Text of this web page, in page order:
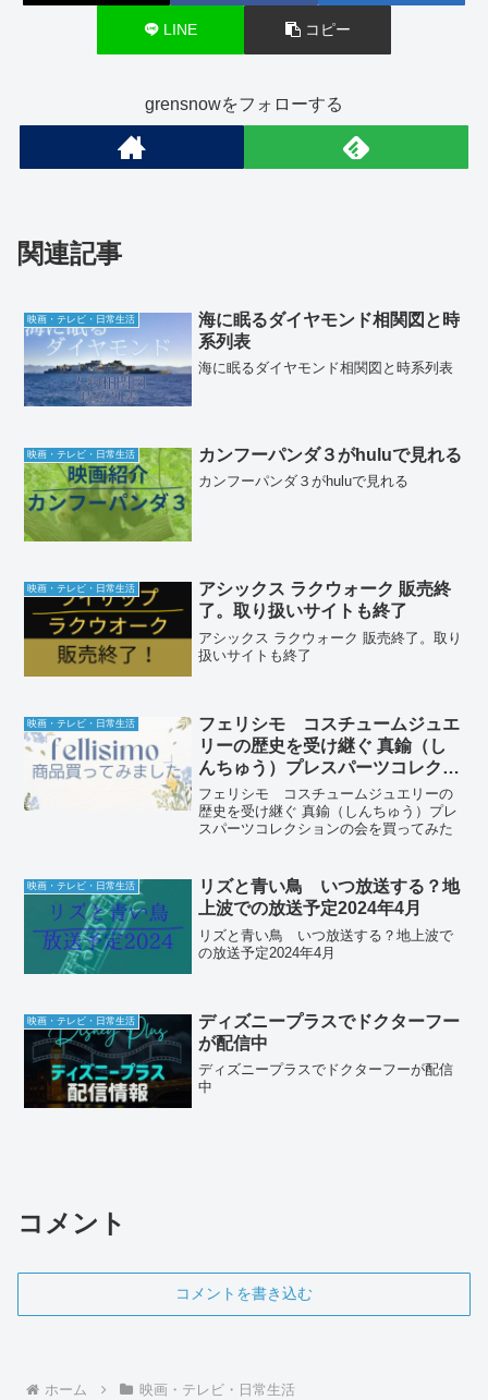
LINE コピー
grensnowをフォローする
関連記事
映画・テレビ・日常生活
海に眠るダイヤモンド相関図と時
系列表
海に眠るダイヤモンド相関図と時系列表
映画・テレビ・日常生活 カンフーパンダ３がhuluで見れる
カンフーパンダ３がhuluで見れる
映画・テレビ・日常生活
アシックス ラクウォーク 販売終
了。取り扱いサイトも終了
アシックス ラクウォーク 販売終了。取り
扱いサイトも終了
映画・テレビ・日常生活
フェリシモ コスチュームジュエ
リーの歴史を受け継ぐ 真鍮（し
んちゅう）プレスパーツコレクシ
ョンの会を買ってみた
フェリシモ コスチュームジュエリーの
歴史を受け継ぐ 真鍮（しんちゅう）プレ
スパーツコレクションの会を買ってみた
映画・テレビ・日常生活
リズと青い鳥 いつ放送する？地
上波での放送予定2024年4月
リズと青い鳥 いつ放送する？地上波で
の放送予定2024年4月
映画・テレビ・日常生活
ディズニープラスでドクターフー
が配信中
ディズニープラスでドクターフーが配信
中
コメント
コメントを書き込む
ホーム 映画・テレビ・日常生活